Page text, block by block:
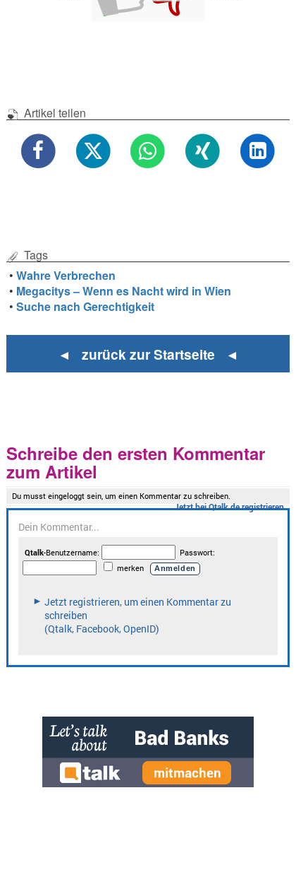
Artikel teilen
Tags
•Wahre Verbrechen
• Megacitys – Wenn es Nacht wird in Wien
•Suche nach Gerechtigkeit
◄ zurück zur Startseite ◄
Schreibe den ersten Kommentar
zum Artikel